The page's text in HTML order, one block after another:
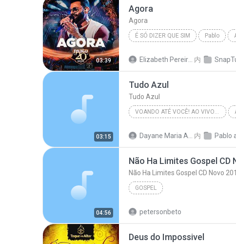
03:39
Agora
Agora
É SÓ DIZER QUE SIM Pablo
内
03:15
Tudo Azul
Tudo Azul
VOANDO ATÉ VOCÊ! AO VIVO EM URUÇUCA, SE (2003)
内 Pablo
04:56
GOSPEL
petersonbeto
Deus do Impossivel